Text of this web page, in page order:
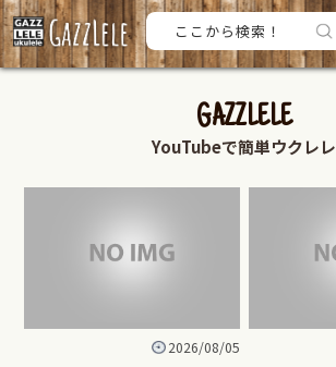
GAZZLELE
YouTubeで簡単ウクレレ
2026/08/05